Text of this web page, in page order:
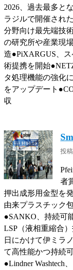
2026、過去最多と
ラジルで開催され
分野向け最先端技
の研究所や産業現
造●PiXARGUS、ス
術提携を開始
タ処理機能の強化
をアップデート
収
投
者
押出成形用金型を
由来プラスチック
●SANKO、持続可
LSP（液相重縮合
日にかけて伊ミラ
て高性能かつ持続
●Lindner Washtech